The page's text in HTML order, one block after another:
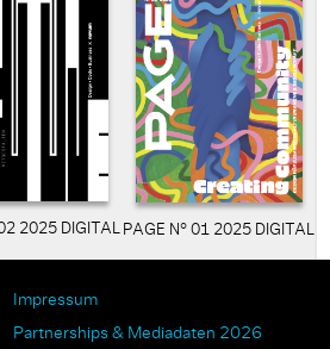
2025 DIGITAL PAGE N° 01 2025 DIGITAL
Impressum
Partnerships & Mediadaten 2026